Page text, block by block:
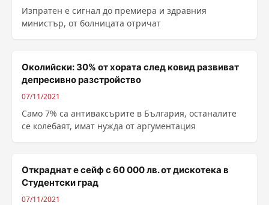
Изпратен е сигнал до премиера и здравния
министър, от болницата отричат
Околийски: 30% от хората след ковид развиват
депресивно разстройство
07/11/2021
Само 7% са антиваксърите в България, останалите
се колебаят, имат нужда от аргументация
Откраднат е сейф с 60 000 лв. от дискотека в
Студентски град
07/11/2021